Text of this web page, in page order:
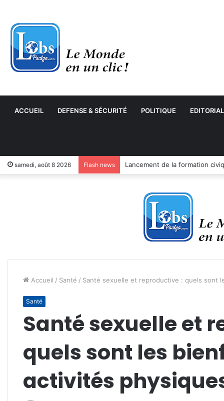
ACCUEIL DEFENSE & SÉCURITÉ POLITIQUE EDITORIAL
samedi, août 8 2026 Flash news
Accueil / Santé / Santé sexuelle et reproductive : quels sont
Santé
Santé sexuelle et
quels sont les
activités